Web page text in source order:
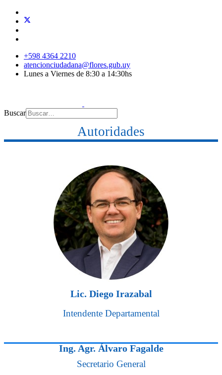
+598 4364 2210
atencionciudadana@flores.gub.uy
Lunes a Viernes de 8:30 a 14:30hs
Buscar
Autoridades
Lic. Diego Irazabal
Intendente Departamental
Ing. Agr. Álvaro Fagalde
Secretario General